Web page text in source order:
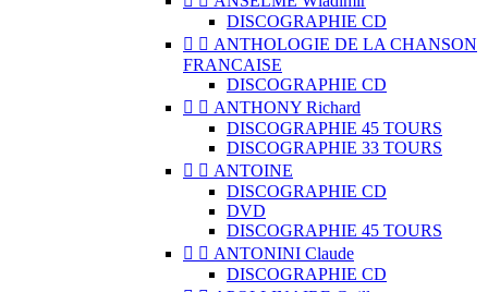
DISCOGRAPHIE CD
  ANTHOLOGIE DE LA CHANSON
FRANCAISE
DISCOGRAPHIE CD
  ANTHONY Richard
DISCOGRAPHIE 45 TOURS
DISCOGRAPHIE 33 TOURS
  ANTOINE
DISCOGRAPHIE CD
DVD
DISCOGRAPHIE 45 TOURS
  ANTONINI Claude
DISCOGRAPHIE CD